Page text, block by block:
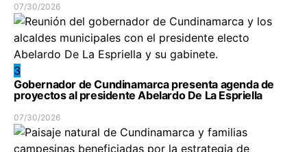
07/30/2026
3
Gobernador de Cundinamarca presenta agenda de
proyectos al presidente Abelardo De La Espriella
07/30/2026